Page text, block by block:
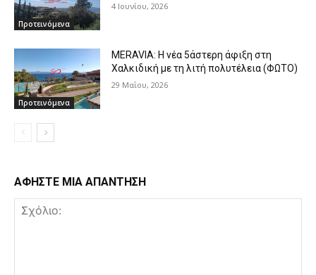
Προτεινόμενα
4 Ιουνίου, 2026
Προτεινόμενα
MERAVIA: Η νέα 5άστερη άφιξη στη
Χαλκιδική με τη λιτή πολυτέλεια (ΦΩΤΟ)
29 Μαΐου, 2026
ΑΦΗΣΤΕ ΜΙΑ ΑΠΑΝΤΗΣΗ